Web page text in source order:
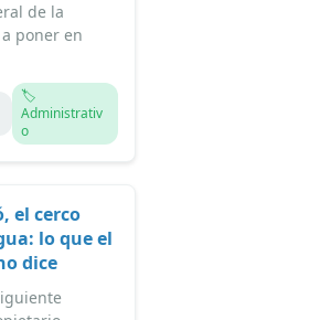
de la
poner en
🏷️
Administrativ
o
el cerco
lo que el
dice